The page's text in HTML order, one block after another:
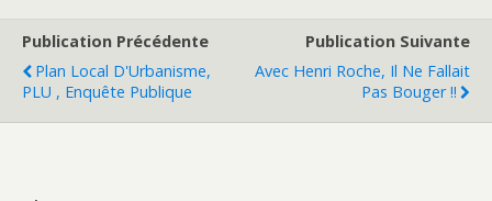
Publication Précédente
Plan Local D'Urbanisme,
PLU , Enquête Publique
Publication Suivante
Avec Henri Roche, Il Ne Fallait
Pas Bouger !!